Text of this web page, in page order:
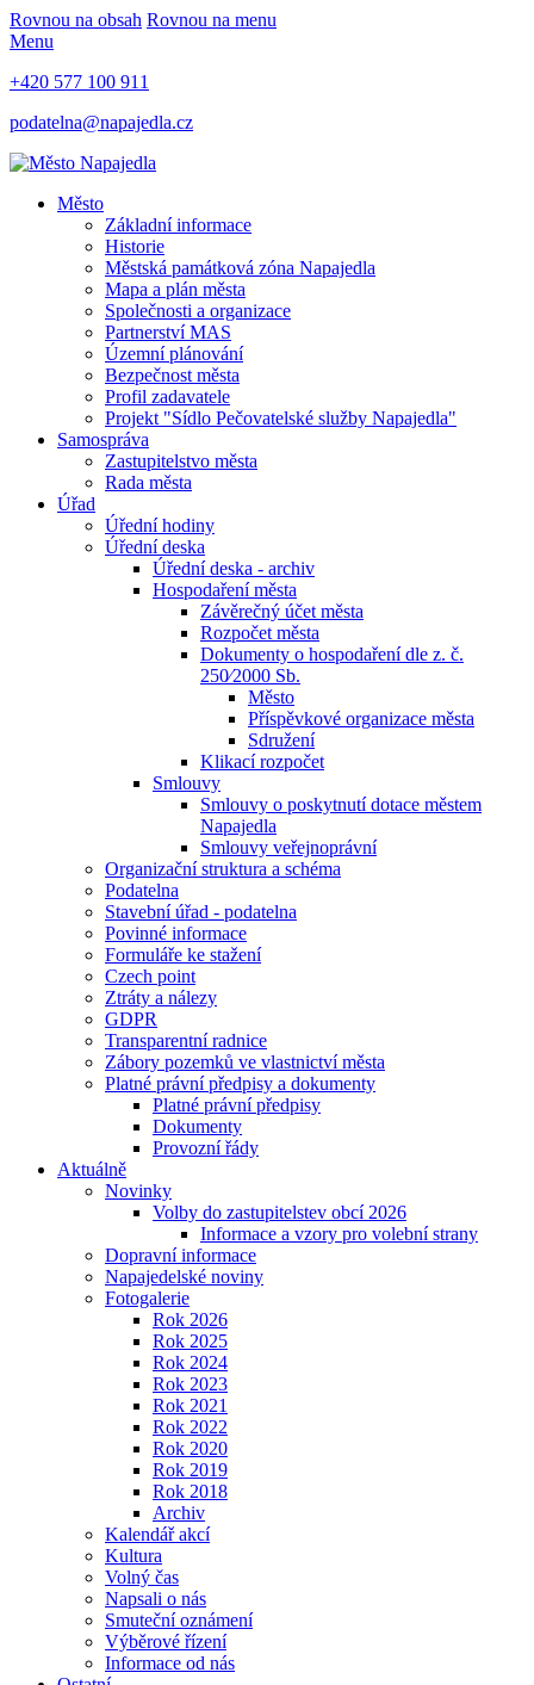
Rovnou na obsah Rovnou na menu
Menu
+420 577 100 911
podatelna@napajedla.cz
Město
Základní informace
Historie
Městská památková zóna Napajedla
Mapa a plán města
Společnosti a organizace
Partnerství MAS
Územní plánování
Bezpečnost města
Profil zadavatele
Projekt "Sídlo Pečovatelské služby Napajedla"
Samospráva
Zastupitelstvo města
Rada města
Úřad
Úřední hodiny
Úřední deska
Úřední deska - archiv
Hospodaření města
Závěrečný účet města
Rozpočet města
Dokumenty o hospodaření dle z. č.
250⁄2000 Sb.
Město
Příspěvkové organizace města
Sdružení
Klikací rozpočet
Smlouvy
Smlouvy o poskytnutí dotace městem
Napajedla
Smlouvy veřejnoprávní
Organizační struktura a schéma
Podatelna
Stavební úřad - podatelna
Povinné informace
Formuláře ke stažení
Czech point
Ztráty a nálezy
GDPR
Transparentní radnice
Zábory pozemků ve vlastnictví města
Platné právní předpisy a dokumenty
Platné právní předpisy
Dokumenty
Provozní řády
Aktuálně
Novinky
Volby do zastupitelstev obcí 2026
Informace a vzory pro volební strany
Dopravní informace
Napajedelské noviny
Fotogalerie
Rok 2026
Rok 2025
Rok 2024
Rok 2023
Rok 2021
Rok 2022
Rok 2020
Rok 2019
Rok 2018
Archiv
Kalendář akcí
Kultura
Volný čas
Napsali o nás
Smuteční oznámení
Výběrové řízení
Informace od nás